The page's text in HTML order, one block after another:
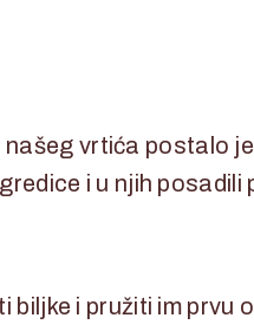
vrtića postalo
i u njih posadili
i pružiti im prvu